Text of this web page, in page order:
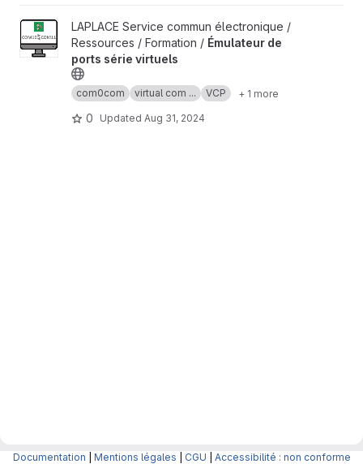
View Émulateur de ports série virtuels project
LAPLACE Service commun électronique /
Ressources / Formation / Émulateur de
ports série virtuels
com0com virtual com ... VCP + 1 more
0 Updated Aug 31, 2024
Documentation Mentions légales CGU Accessibilité : non conforme